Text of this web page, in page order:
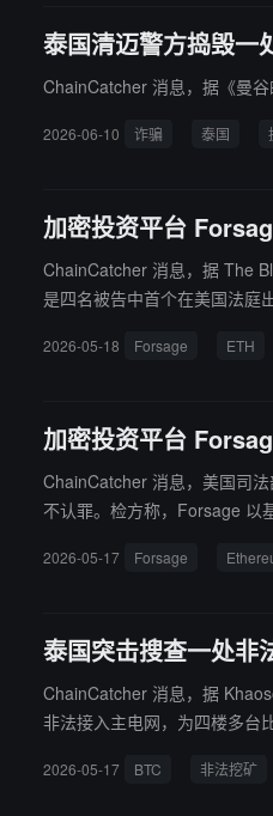
泰国清迈警方捣毁一
ChainCatcher 消息，据《曼
2026-06-10 诈骗 泰国
加密投资平台
ChainCatcher 消息，据 The
是四名被告中首个在美国法庭
2026-05-18 Forsage ETH
加密投资平台
ChainCatcher 消息，美国司
不认罪。检方称，Forsage 以
2026-05-17 Forsage
泰国突击搜查一处非
ChainCatcher 消息，据
非法接入主电网，为四楼多台
2026-05-17 BTC 非法挖矿